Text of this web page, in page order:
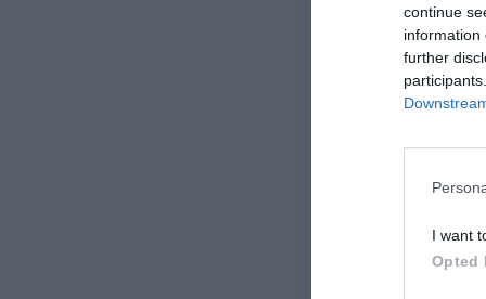
continue
information
further
I want
Opted